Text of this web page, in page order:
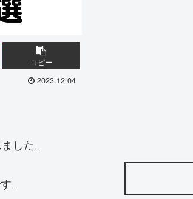
コピー
2023.12.04
した。
。